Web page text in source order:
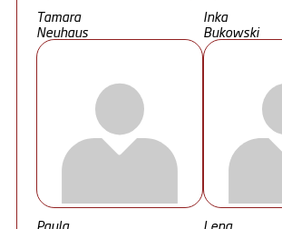
Tamara
Neuhaus
Inka
Bukowski
Paula
Lena